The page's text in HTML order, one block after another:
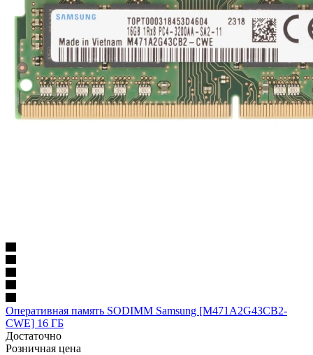
Оперативная память SODIMM Samsung [M471A2G43CB2-
CWE] 16 ГБ
Достаточно
Розничная цена